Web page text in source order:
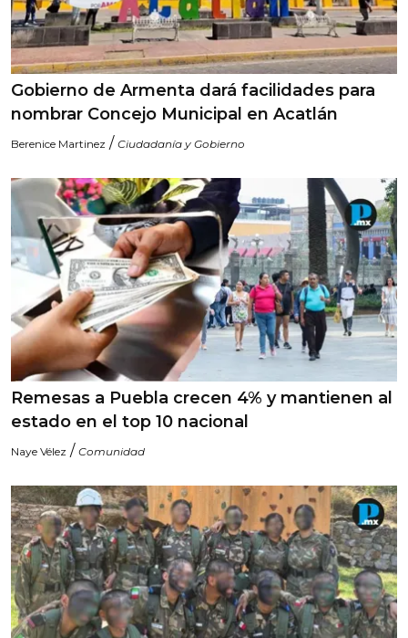
Gobierno de Armenta dará facilidades para
nombrar Concejo Municipal en Acatlán
Berenice Martinez / Ciudadanía y Gobierno
Remesas a Puebla crecen 4% y mantienen al
estado en el top 10 nacional
Naye Vélez / Comunidad